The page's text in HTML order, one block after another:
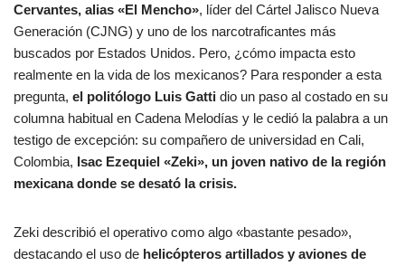
Cervantes, alias «El Mencho», líder del Cártel Jalisco Nueva
Generación (CJNG) y uno de los narcotraficantes más
buscados por Estados Unidos. Pero, ¿cómo impacta esto
realmente en la vida de los mexicanos? Para responder a esta
pregunta, el politólogo Luis Gatti dio un paso al costado en su
columna habitual en Cadena Melodías y le cedió la palabra a un
testigo de excepción: su compañero de universidad en Cali,
Colombia, Isac Ezequiel «Zeki», un joven nativo de la región
mexicana donde se desató la crisis.
Zeki describió el operativo como algo «bastante pesado»,
destacando el uso de helicópteros artillados y aviones de